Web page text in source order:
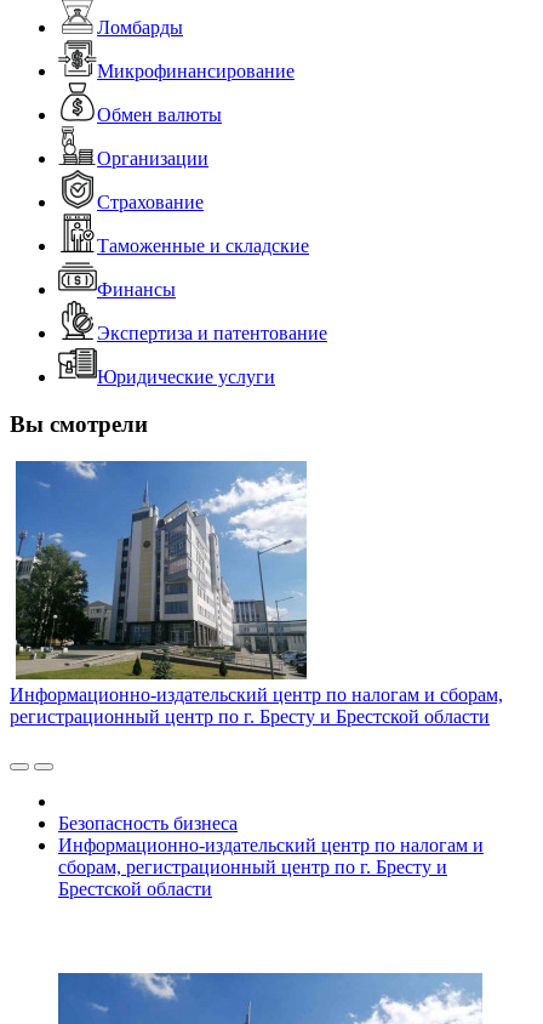
Ломбарды
Микрофинансирование
Обмен валюты
Организации
Страхование
Таможенные и складские
Финансы
Экспертиза и патентование
Юридические услуги
Вы смотрели
Информационно-издательский центр по налогам и сборам,
регистрационный центр по г. Бресту и Брестской области
Безопасность бизнеса
Информационно-издательский центр по налогам и
сборам, регистрационный центр по г. Бресту и
Брестской области